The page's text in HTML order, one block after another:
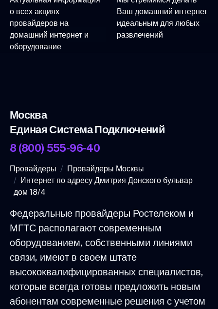
о всех акциях
провайдеров на
домашний интернет и
оборудование
Ваш домашний интернет
идеальным для любых
развлечений
Москва
Единая Система Подключений
8 (800) 555-96-40
Провайдеры
Провайдеры Москвы
Интернет по адресу Дмитрия Донского бульвар
дом 18/4
Федеральные провайдеры Ростелеком и
МГТС располагают современным
оборудованием, собственными линиями
связи, имеют в своем штате
высококвалифицированных специалистов,
которые всегда готовы предложить новым
абонентам современные решения с учетом